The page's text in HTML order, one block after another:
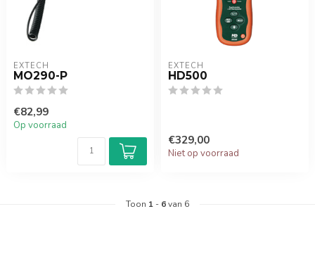
EXTECH
MO290-P
€82,99
Op voorraad
EXTECH
HD500
€329,00
Niet op voorraad
Toon 1 - 6van 6